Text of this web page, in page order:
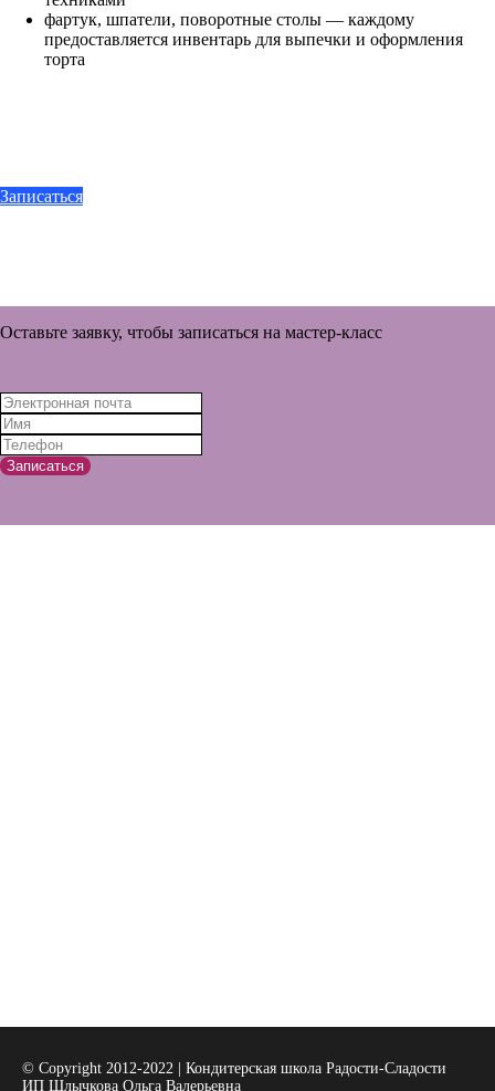
фартук, шпатели, поворотные столы — каждому
предоставляется инвентарь для выпечки и оформления
торта
Записаться
Оставьте заявку, чтобы записаться на мастер-класс
Записаться
© Copyright 2012-2022 | Кондитерская школа Радости-Сладости
ИП Шлычкова Ольга Валерьевна